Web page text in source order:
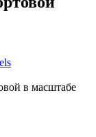
в масштабе